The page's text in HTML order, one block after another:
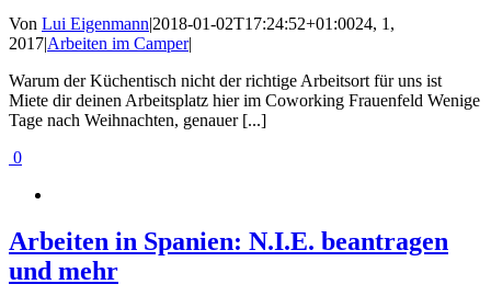
Von Lui Eigenmann|2018-01-02T17:24:52+01:0024, 1,
2017|Arbeiten im Camper|
Warum der Küchentisch nicht der richtige Arbeitsort für uns ist
Miete dir deinen Arbeitsplatz hier im Coworking Frauenfeld Wenige
Tage nach Weihnachten, genauer [...]
0
Arbeiten in Spanien: N.I.E. beantragen
und mehr